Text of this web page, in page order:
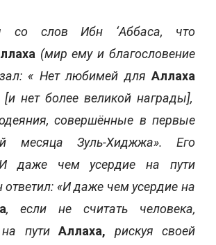
со слов Ибн ‘Аббаса, что
(мир ему и благословение
« Нет любимей для Аллаха
[и нет более великой награды],
совершённые в первые
месяца Зуль-Хиджжа». Его
даже чем усердие на пути
ответил: «И даже чем усердие на
, если не считать человека,
на путиАллаха, рискуя своей